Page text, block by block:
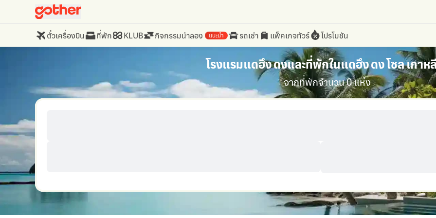
ตั๋วเครื่องบิน ที่พัก KLUB กิจกรรมน่าลอง แนะนำ รถเช่า แพ็คเกจทัวร์ โปรโมชัน
โรงแรมแดฮึง ดงและที่พักในแดฮึง ดง โซล เกาห
จากที่พักจำนวน 0 แห่ง